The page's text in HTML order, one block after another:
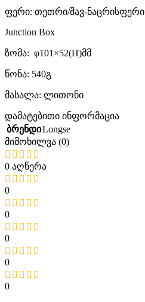
ფერი: თეთრი/შავ-ნაცრისფერი
Junction Box
ზომა: φ101×52(H)მმ
წონა: 540გ
მასალა: ლითონი
დამატებითი ინფორმაცია
ბრენდიLongse
მიმოხილვა (0)
0 აღწერა
0
0
0
0
0